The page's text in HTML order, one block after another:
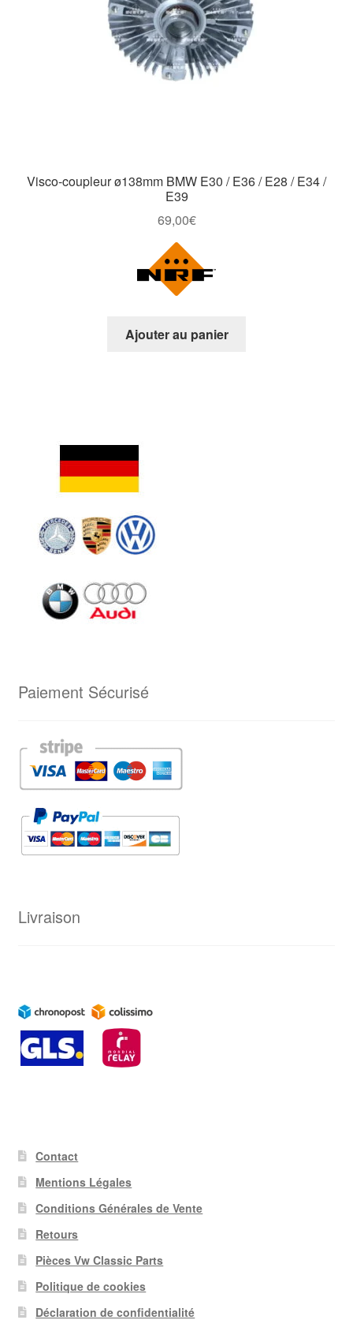
Visco-coupleur ø138mm BMW E30 / E36 / E28 / E34 /
E39
69,00€
Ajouter au panier
Paiement Sécurisé
Livraison
Contact
Mentions Légales
Conditions Générales de Vente
Retours
Pièces Vw Classic Parts
Politique de cookies
Déclaration de confidentialité